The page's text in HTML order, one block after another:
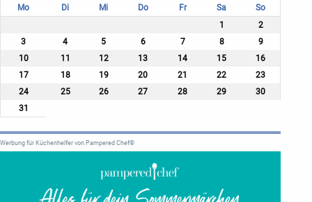
Mo Di Mi Do Fr Sa
So
1
2
3
4 5 6 7 8
9
10
11 12 13 14 15
16
17
18 19 20 21 22
23
24
25 26 27 28 29
30
31
Werbung für Küchenhelfer von Pampered Chef®